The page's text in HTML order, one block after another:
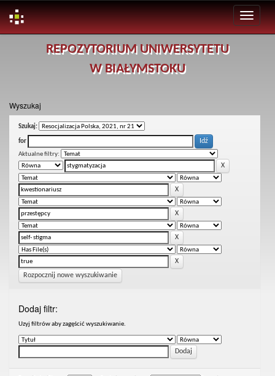
REPOZYTORIUM UNIWERSYTETU
W BIAŁYMSTOKU
Wyszukaj
Szukaj:
for
Aktualne filtry:
Rozpocznij nowe wyszukiwanie
Dodaj filtr:
Uzyj filtrów aby zagęścić wyszukiwanie.